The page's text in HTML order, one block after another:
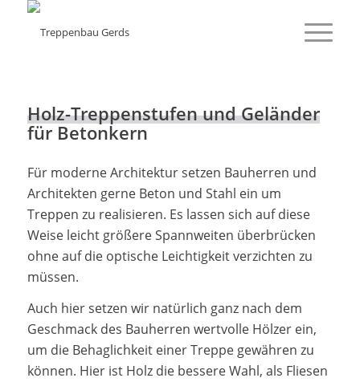
Holz-Treppenstufen und Geländer
für Betonkern
Für moderne Architektur setzen Bauherren und
Architekten gerne Beton und Stahl ein um
Treppen zu realisieren. Es lassen sich auf diese
Weise leicht größere Spannweiten überbrücken
ohne auf die optische Leichtigkeit verzichten zu
müssen.
Auch hier setzen wir natürlich ganz nach dem
Geschmack des Bauherren wertvolle Hölzer ein,
um die Behaglichkeit einer Treppe gewähren zu
können. Hier ist Holz die bessere Wahl, als Fliesen